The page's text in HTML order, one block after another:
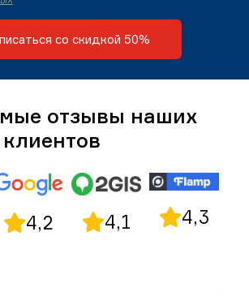
со скидкой 50%
отзывы наших
4,2 4,1 4,3